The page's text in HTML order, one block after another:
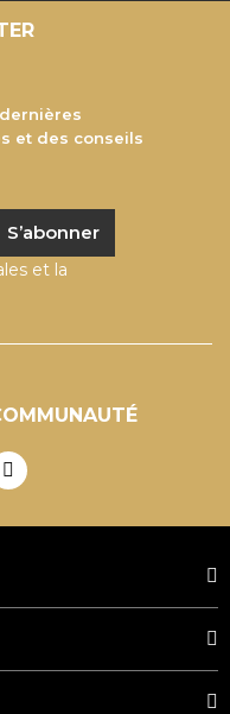
et des conseils
S’abonner
et la